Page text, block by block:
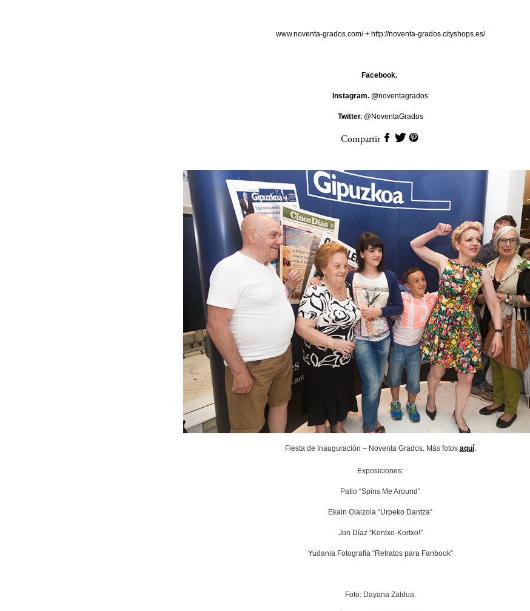
www.noventa-grados.com/+http://noventa-grados.cityshops.es/
Facebook.
Instagram. @noventagrados
Twitter.@NoventaGrados
Compartir
Fiesta de Inauguración – Noventa Grados. Más fotos aquí.
Exposiciones:
Patio “Spins Me Around”
Ekain Olaizola “Urpeko Dantza”
Jon Díaz “Kontxo-Kortxo!”
Yudanía Fotografía “Retratos para Fanbook”
Foto: Dayana Zaldua.